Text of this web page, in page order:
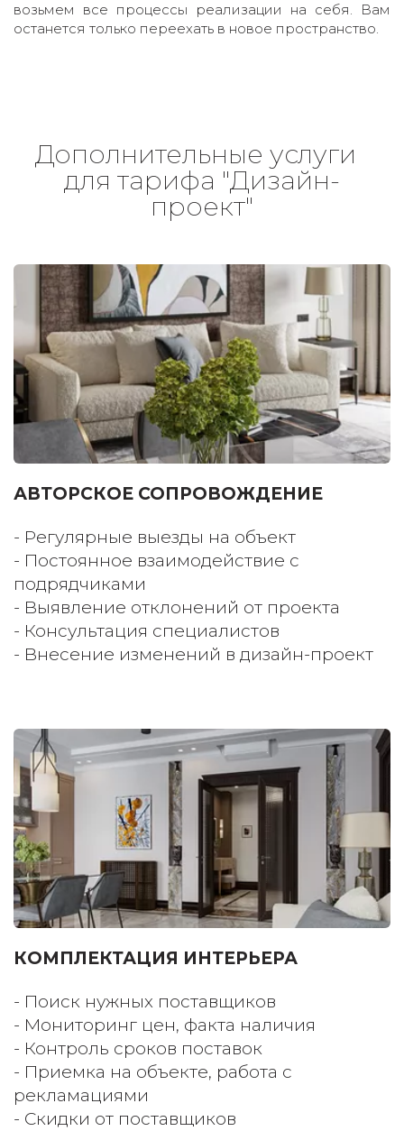
возьмем все процессы реализации на себя. Вам
останется только переехать в новое пространство.
Дополнительные услуги
для тарифа "Дизайн-
проект"
АВТОРСКОЕ СОПРОВОЖДЕНИЕ
- Регулярные выезды на объект
- Постоянное взаимодействие с
подрядчиками
- Выявление отклонений от проекта
- Консультация специалистов
- Внесение изменений в дизайн-проект
КОМПЛЕКТАЦИЯ ИНТЕРЬЕРА
- Поиск нужных поставщиков
- Мониторинг цен, факта наличия
- Контроль сроков поставок
- Приемка на объекте, работа с
рекламациями
- Скидки от поставщиков